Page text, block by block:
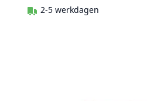
2-5 werkdagen